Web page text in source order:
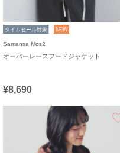
タイムセール対象 NEW
Samansa Mos2
オーバーレースフードジャケット
¥8,690